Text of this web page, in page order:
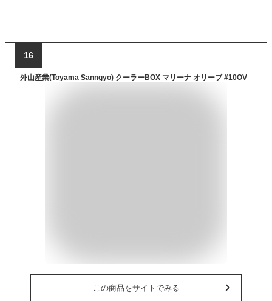
16
外山産業(Toyama Sanngyo) クーラーBOX マリーナ オリーブ #10OV
この商品をサイトでみる